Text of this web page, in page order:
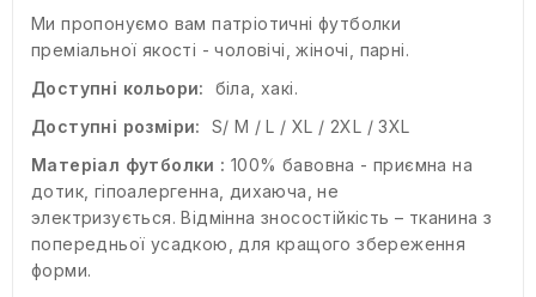
Ми пропонуємо вам патріотичні футболки
преміальної якості - чоловічі, жіночі, парні.
Доступні кольори:
біла, хакі.
Доступні розміри:
S/ M / L / XL / 2XL / 3XL
Матеріал футболки : 100% бавовна - приємна на
дотик, гіпоалергенна, дихаюча, не
электризується. Відмінна зносостійкість – тканина з
попередньої усадкою, для кращого збереження
форми.